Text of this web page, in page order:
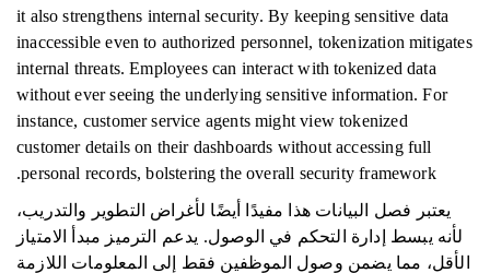
it also strengthens internal security. By keeping sensitive data
inaccessible even to authorized personnel, tokenization mitigates
internal threats. Employees can interact with tokenized data
without ever seeing the underlying sensitive information. For
instance, customer service agents might view tokenized
customer details on their dashboards without accessing full
personal records, bolstering the overall security framework.
يعتبر فصل البيانات هذا مفيدًا أيضًا لأغراض التطوير والتدريب،
لأنه يبسط إدارة التحكم في الوصول. يدعم الترميز مبدأ الامتياز
الأقل، مما يضمن وصول الموظفين فقط إلى المعلومات اللازمة